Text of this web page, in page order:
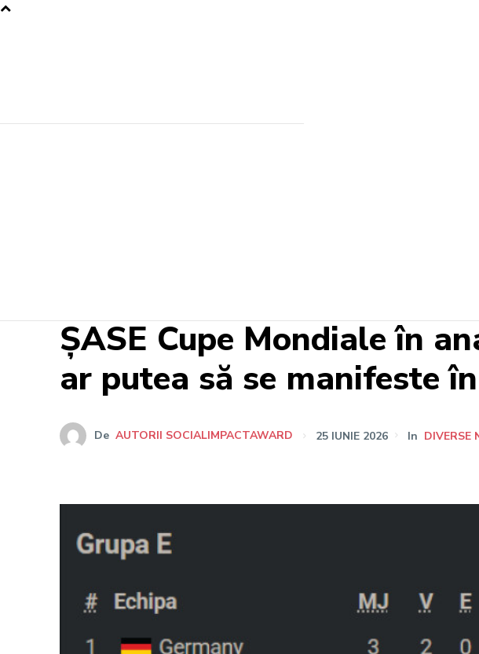
ȘASE Cupe Mondiale în
ar putea să se manifeste
De AUTORII SOCIALIMPACTAWARD 25 IUNIE 2026 In DIVERSE